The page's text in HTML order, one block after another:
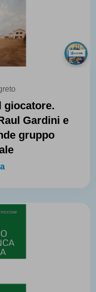
giocatore.
Gardini e
gruppo